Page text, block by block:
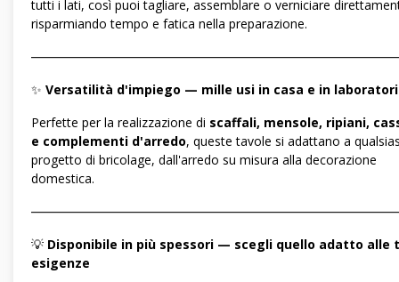
tutti i lati, così puoi tagliare, assemblare o verniciare
risparmiando tempo e fatica nella preparazione.
✨ Versatilità d'impiego — mille usi in casa e in
Perfette per la realizzazione di scaffali, mensole, ripiani,
e complementi d'arredo, queste tavole si adattano a
progetto di bricolage, dall'arredo su misura alla decorazione
domestica.
💡 Disponibile in più spessori — scegli quello adatto alle
esigenze